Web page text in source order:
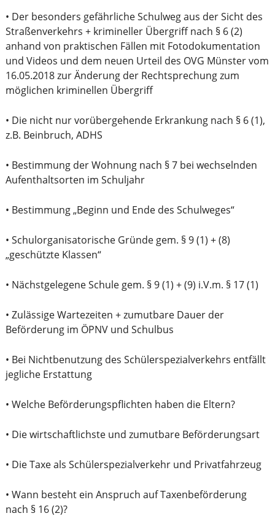
• Der besonders gefährliche Schulweg aus der Sicht des
Straßenverkehrs + krimineller Übergriff nach § 6 (2)
anhand von praktischen Fällen mit Fotodokumentation
und Videos und dem neuen Urteil des OVG Münster vom
16.05.2018 zur Änderung der Rechtsprechung zum
möglichen kriminellen Übergriff
• Die nicht nur vorübergehende Erkrankung nach § 6 (1),
z.B. Beinbruch, ADHS
• Bestimmung der Wohnung nach § 7 bei wechselnden
Aufenthaltsorten im Schuljahr
• Bestimmung „Beginn und Ende des Schulweges“
• Schulorganisatorische Gründe gem. § 9 (1) + (8)
„geschützte Klassen“
• Nächstgelegene Schule gem. § 9 (1) + (9) i.V.m. § 17 (1)
• Zulässige Wartezeiten + zumutbare Dauer der
Beförderung im ÖPNV und Schulbus
• Bei Nichtbenutzung des Schülerspezialverkehrs entfällt
jegliche Erstattung
• Welche Beförderungspflichten haben die Eltern?
• Die wirtschaftlichste und zumutbare Beförderungsart
• Die Taxe als Schülerspezialverkehr und Privatfahrzeug
• Wann besteht ein Anspruch auf Taxenbeförderung
nach § 16 (2)?